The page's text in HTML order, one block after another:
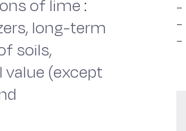
of lime :
long-term
soils,
(except
-
-
-